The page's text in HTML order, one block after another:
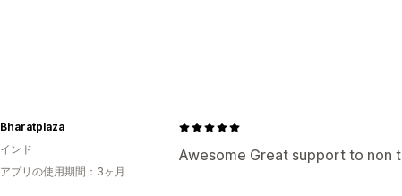
Awesome Great support to non
Bharatplaza
インド
アプリの使用期間：3ヶ月